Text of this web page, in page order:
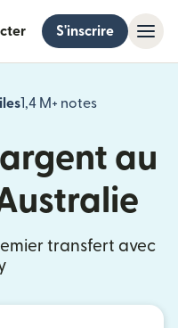
S'inscrire
1,4 M+ notes
au
transfert avec